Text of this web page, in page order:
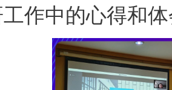
作中的心得和